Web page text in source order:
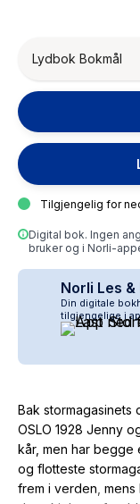
Lydbok Bokmål
Tilgjengelig for
Digital bok. Ingen
bruker og i Norli-
Norli Les
Din digitale
tilgjengelige i
Bak
OSLO 1928 Jenny
kår, men har begge
og flotteste
frem i verden, mens